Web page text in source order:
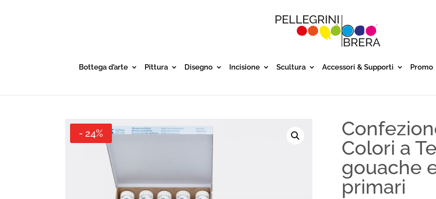
Bottega d’arte Pittura Disegno Incisione Scultura Accessori & Supporti Promo
- 24%
Colori a
gouache
primari